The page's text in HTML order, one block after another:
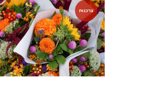
צרכנות